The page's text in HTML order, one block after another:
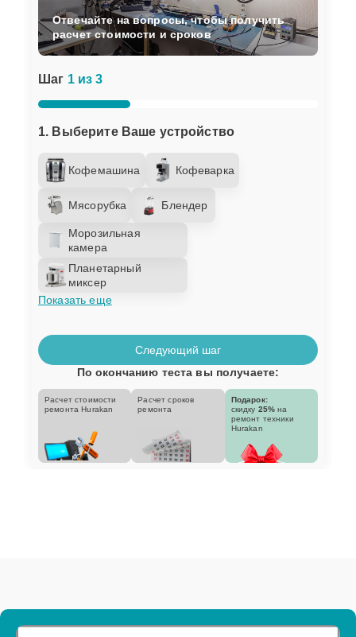
Шаг 1 из 3
1. Выберите Ваше устройство
Кофемашина Кофеварка
Мясорубка Блендер
Морозильная
камера
Планетарный
миксер
Показать еще
Отвечайте на вопросы, чтобы получить
расчет стоимости и сроков
Следующий шаг
По окончанию теста вы получаете:
Расчет стоимости
ремонта Hurakan
Расчет сроков
ремонта
Подарок:
скидку 25% на
ремонт техники
Hurakan